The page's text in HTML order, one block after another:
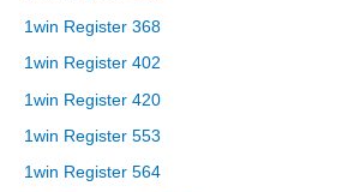
1win Register 368
1win Register 402
1win Register 420
1win Register 553
1win Register 564